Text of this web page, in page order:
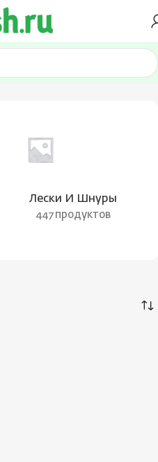
036
Лески И Шнуры
447 продуктов